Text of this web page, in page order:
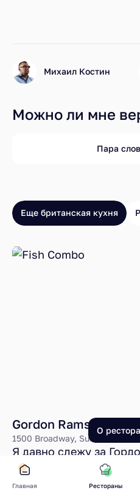
Главная Рестораны
Можно ли мне
Пара
Михаил Костин
Еще британская кухня
Gordon Ramsay
1500 Broadway, Suite 105
Я давно слежу за
смотрю его шоу,
готовлю по его
Читать
О